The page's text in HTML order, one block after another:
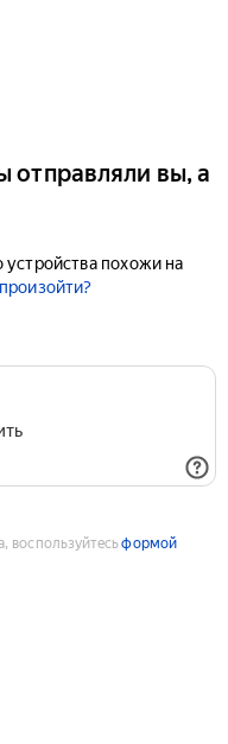
отправляли вы, а
похожи на
воспользуйтесьформой